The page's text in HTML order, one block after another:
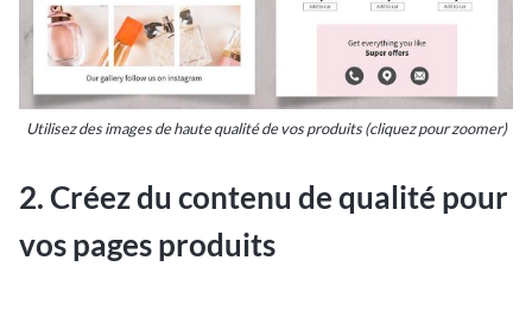
Utilisez des images de haute qualité de vos produits (cliquez pour zoomer)
2. Créez du contenu de qualité pour
vos pages produits